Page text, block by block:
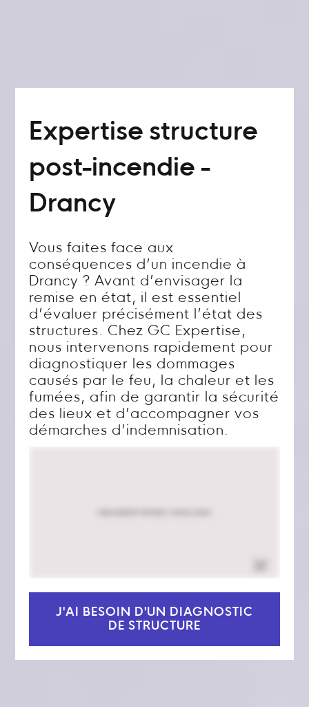
Expertise structure
post-incendie -
Drancy
Vous faites face aux
conséquences d’un incendie à
Drancy ? Avant d’envisager la
remise en état, il est essentiel
d’évaluer précisément l’état des
structures. Chez GC Expertise,
nous intervenons rapidement pour
diagnostiquer les dommages
causés par le feu, la chaleur et les
fumées, afin de garantir la sécurité
des lieux et d’accompagner vos
démarches d’indemnisation.
J'AI BESOIN D'UN DIAGNOSTIC
DE STRUCTURE